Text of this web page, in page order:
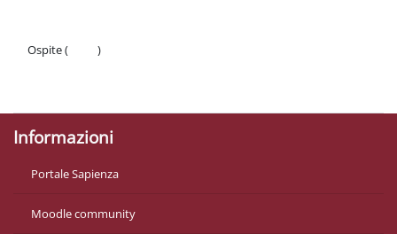
Ospite (
)
Informazioni
Portale Sapienza
Moodle community